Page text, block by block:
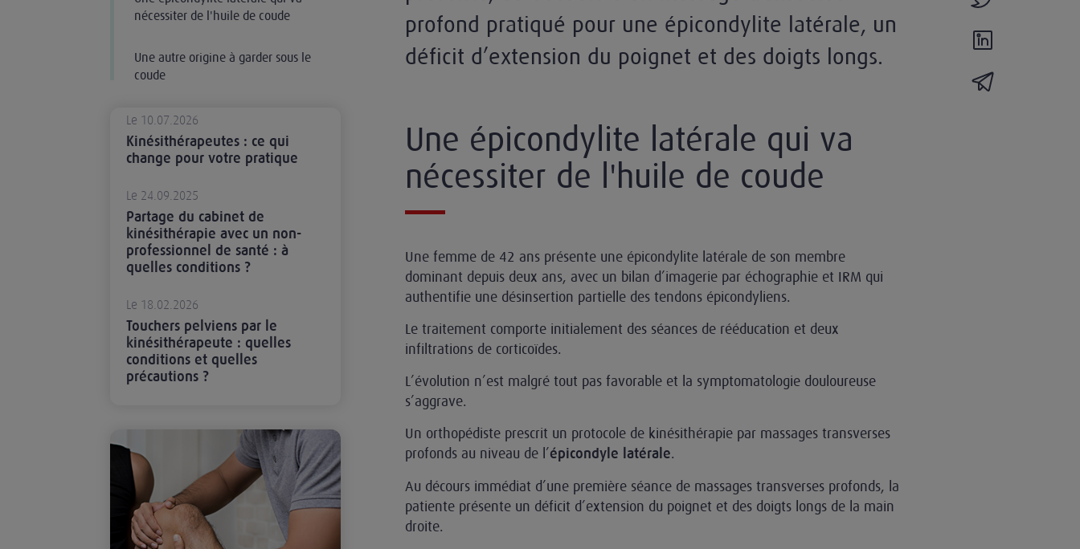
nécessiter de l'huile de coude
Une autre origine à garder sous le
coude
Le 10.07.2026
Kinésithérapeutes : ce qui
change pour votre pratique
Le 24.09.2025
Partage du cabinet de
kinésithérapie avec un non-
professionnel de santé : à
quelles conditions ?
Le 18.02.2026
Touchers pelviens par le
kinésithérapeute : quelles
conditions et quelles
précautions ?
Responsabilité civile professionnelle du masseur-kinésithérapeute
profond pratiqué pour une épicondylite latérale, un
déficit d’extension du poignet et des doigts longs.
Une épicondylite latérale qui va
nécessiter de l'huile de coude
Une femme de 42 ans présente une épicondylite latérale de son membre
dominant depuis deux ans, avec un bilan d’imagerie par échographie et IRM qui
authentifie une désinsertion partielle des tendons épicondyliens.
Le traitement comporte initialement des séances de rééducation et deux
infiltrations de corticoïdes.
L’évolution n’est malgré tout pas favorable et la symptomatologie douloureuse
s’aggrave.
Un orthopédiste prescrit un protocole de kinésithérapie par massages transverses
profonds au niveau de l’épicondyle latérale.
Au décours immédiat d’une première séance de massages transverses profonds, la
patiente présente un déficit d’extension du poignet et des doigts longs de la main
droite.